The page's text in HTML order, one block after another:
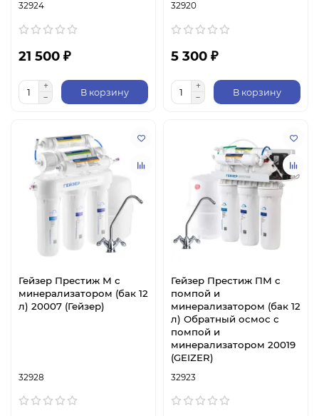
32924
21 500 ₽
В корзину
32920
5 300 ₽
В корзину
Гейзер Престиж М с
минерализатором (бак 12
л) 20007 (Гейзер)
32928
Гейзер Престиж ПМ с
помпой и
минерализатором (бак 12
л) Обратный осмос с
помпой и
минерализатором 20019
(GEIZER)
32923